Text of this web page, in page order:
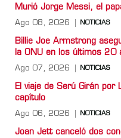
Murió Jorge Messi, el
Ago 08, 2026 NOTICIAS
Billie Joe Armstrong
la ONU en los últimos 20
Ago 07, 2026 NOTICIAS
El viaje de Serú Girán por
capítulo
Ago 06, 2026 NOTICIAS
Joan Jett canceló dos